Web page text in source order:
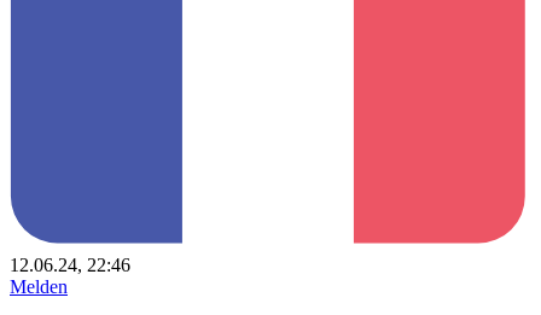
12.06.24, 22:46
Melden